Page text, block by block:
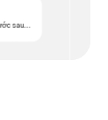
sau...